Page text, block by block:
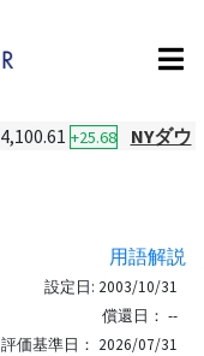
4,100.61 +25.68 NYダウ
用語解説
設定日: 2003/10/31
償還日： --
評価基準日： 2026/07/31